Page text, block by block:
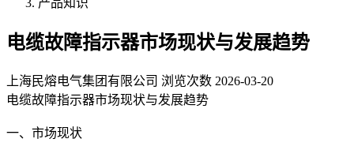
产品知识
电缆故障指示器市场现状与发展趋势
上海民熔电气集团有限公司 浏览次数 2026-03-20
电缆故障指示器市场现状与发展趋势
一、市场现状